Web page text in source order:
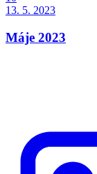
13. 5. 2023
Máje 2023